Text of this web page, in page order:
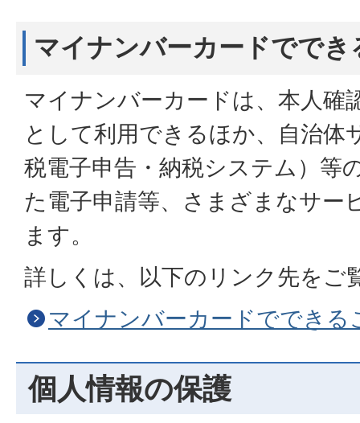
マイナンバーカードででき
マイナンバーカードは、本人確
として利用できるほか、自治体
税電子申告・納税システム）等
た電子申請等、さまざまなサー
ます。
詳しくは、以下のリンク先をご
マイナンバーカードでできる
個人情報の保護